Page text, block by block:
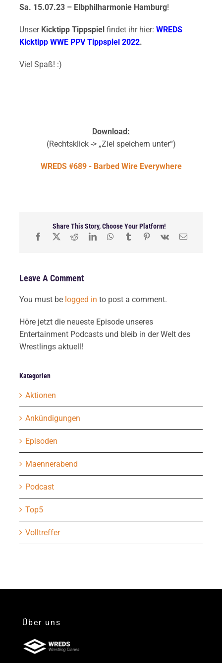
Sa. 15.07.23 – Elbphilharmonie Hamburg!
Unser Kicktipp Tippspielfindet ihr hier: WREDS
Kicktipp WWE PPV Tippspiel 2022.
Viel Spaß! :)
Download:
(Rechtsklick -> „Ziel speichern unter“)
WREDS #689 - Barbed Wire Everywhere
Share This Story, Choose Your Platform!
Leave A Comment
You must be logged in to post a comment.
Höre jetzt die neueste Episode unseres
Entertainment Podcasts und bleib in der Welt des
Wrestlings aktuell!
Kategorien
Aktionen
Ankündigungen
Episoden
Maennerabend
Podcast
Top5
Volltreffer
Über uns